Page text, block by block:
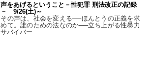
声をあげるということ－性犯罪 刑法改正の記録
－ 9/26(土)～
その声は、社会を変える──ほんとうの正義を求
めて。誰のための法なのか──立ち上がる性暴力
サバイバー